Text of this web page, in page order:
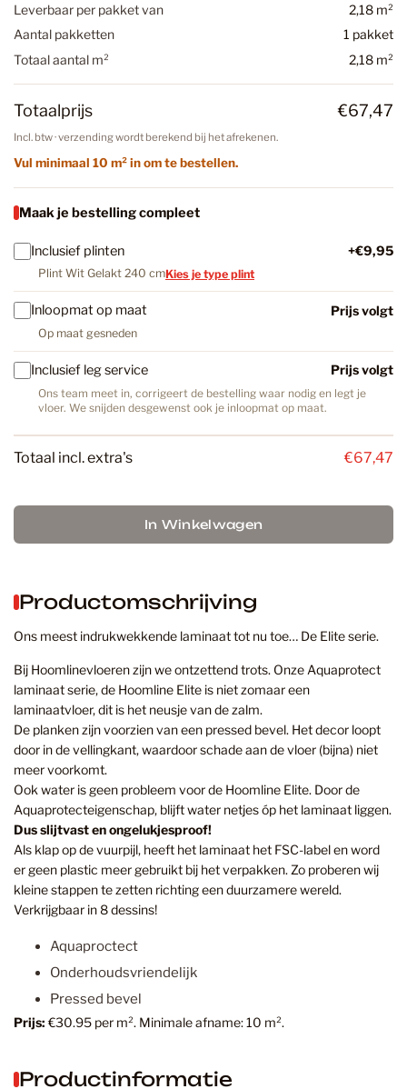
Leverbaar per pakket van
2,18 m²
Aantal pakketten
1 pakket
Totaal aantal m²
2,18 m²
Totaalprijs €67,47
Incl. btw · verzending wordt berekend bij het afrekenen.
Vul minimaal 10 m² in om te bestellen.
Maak je bestelling compleet
Inclusief plinten +€9,95
Plint Wit Gelakt 240 cmKies je type plint
Inloopmat op maat Prijs volgt
Op maat gesneden
Inclusief leg service Prijs volgt
Ons team meet in, corrigeert de bestelling waar nodig en legt je
vloer. We snijden desgewenst ook je inloopmat op maat.
Totaal incl. extra's €67,47
In Winkelwagen
Productomschrijving
Ons meest indrukwekkende laminaat tot nu toe… De Elite serie.
Bij Hoomlinevloeren zijn we ontzettend trots. Onze Aquaprotect
laminaat serie, de Hoomline Elite is niet zomaar een
laminaatvloer, dit is het neusje van de zalm.
De planken zijn voorzien van een pressed bevel. Het decor loopt
door in de vellingkant, waardoor schade aan de vloer (bijna) niet
meer voorkomt.
Ook water is geen probleem voor de Hoomline Elite. Door de
Aquaprotecteigenschap, blijft water netjes óp het laminaat liggen.
Dus slijtvast en ongelukjesproof!
Als klap op de vuurpijl, heeft het laminaat het FSC-label en word
er geen plastic meer gebruikt bij het verpakken. Zo proberen wij
kleine stappen te zetten richting een duurzamere wereld.
Verkrijgbaar in 8 dessins!
Aquaproctect
Onderhoudsvriendelijk
Pressed bevel
Prijs:€30.95 per m². Minimale afname: 10 m².
Productinformatie